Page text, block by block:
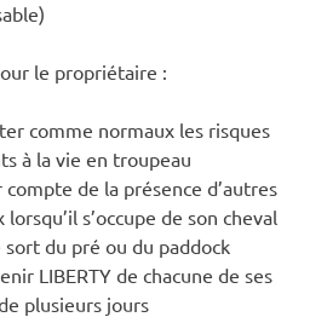
le propriétaire :
comme normaux les risques
à la vie en troupeau
de la présence d’autres
lorsqu’il s’occupe de son cheval
sort du pré ou du paddock
LIBERTY de chacune de ses
plusieurs jours